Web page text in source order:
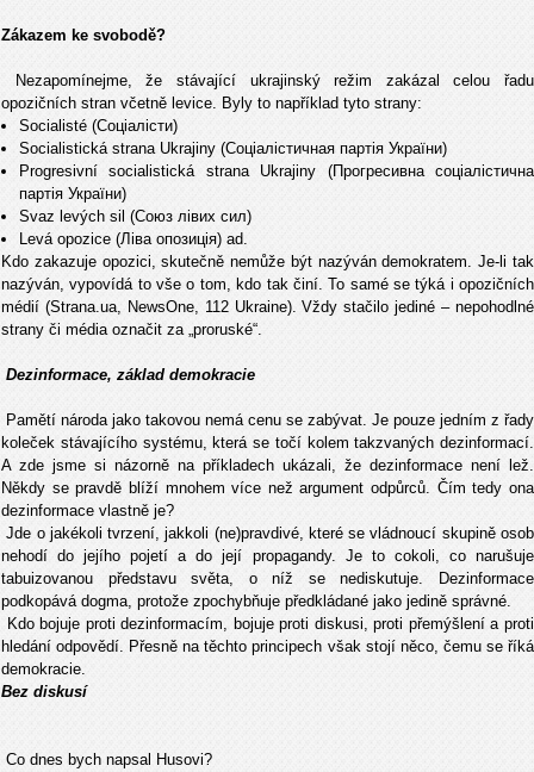
Zákazem ke svobodě?
Nezapomínejme, že stávající ukrajinský režim zakázal celou řadu
opozičních stran včetně levice. Byly to například tyto strany:
Socialisté (Соціалісти)
Socialistická strana Ukrajiny (Соціалістичная партія України)
Progresivní socialistická strana Ukrajiny (Прогресивна соціалістична
партія України)
Svaz levých sil (Союз лівих сил)
Levá opozice (Ліва опозиція) ad.
Kdo zakazuje opozici, skutečně nemůže být nazýván demokratem. Je-li tak
nazýván, vypovídá to vše o tom, kdo tak činí. To samé se týká i opozičních
médií (Strana.ua, NewsOne, 112 Ukraine). Vždy stačilo jediné – nepohodlné
strany či média označit za „proruské“.
Dezinformace, základ demokracie
Pamětí národa jako takovou nemá cenu se zabývat. Je pouze jedním z řady
koleček stávajícího systému, která se točí kolem takzvaných dezinformací.
A zde jsme si názorně na příkladech ukázali, že dezinformace není lež.
Někdy se pravdě blíží mnohem více než argument odpůrců. Čím tedy ona
dezinformace vlastně je?
Jde o jakékoli tvrzení, jakkoli (ne)pravdivé, které se vládnoucí skupině osob
nehodí do jejího pojetí a do její propagandy. Je to cokoli, co narušuje
tabuizovanou představu světa, o níž se nediskutuje. Dezinformace
podkopává dogma, protože zpochybňuje předkládané jako jedině správné.
Kdo bojuje proti dezinformacím, bojuje proti diskusi, proti přemýšlení a proti
hledání odpovědí. Přesně na těchto principech však stojí něco, čemu se říká
demokracie.
Bez diskusí
Co dnes bych napsal Husovi?